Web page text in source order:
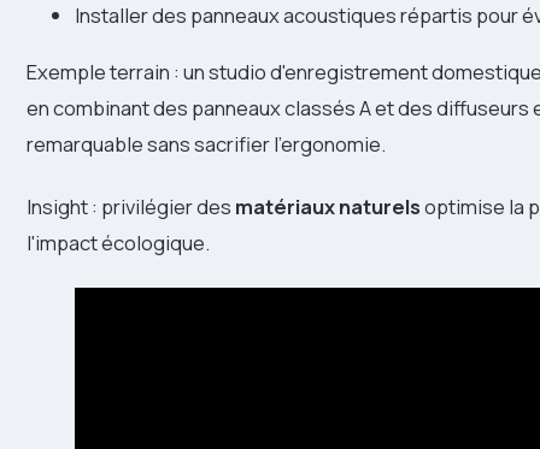
Installer des panneaux acoustiques répartis pour
Exemple terrain : un studio d'enregistrement
en combinant des panneaux classés A et des diffuseurs
remarquable sans sacrifier l'ergonomie.
Insight : privilégier des matériaux naturelsoptimise la
l'impact écologique.